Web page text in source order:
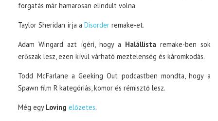
forgatás már hamarosan elindult volna.
Taylor Sheridan írja aDisorder remake-et.
Adam Wingard azt ígéri, hogy a Halállistaremake-ben sok
erőszak lesz, ezen kívül várható meztelenség és káromkodás.
Todd McFarlane a Geeking Out podcastben mondta, hogy a
Spawn film R kategóriás, komor és rémisztő lesz.
Még egy Loving előzetes.